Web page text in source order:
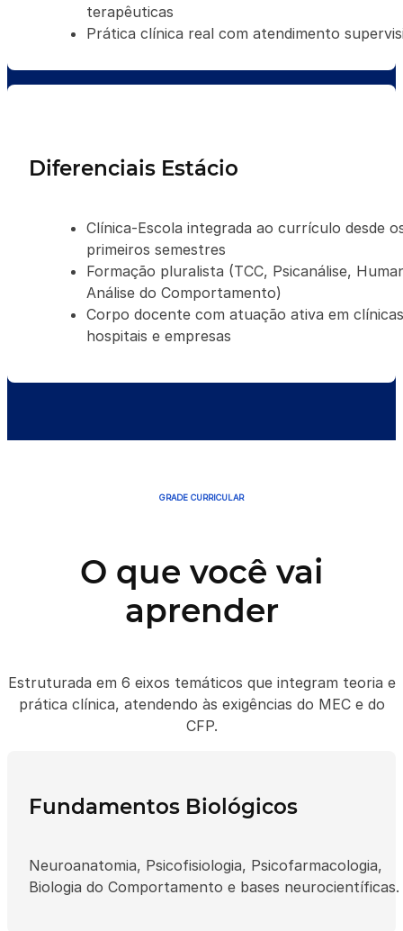
Diferenciais Estácio
Clínica-Escola integrada ao currículo desde
primeiros semestres
Formação pluralista (TCC, Psicanálise,
Análise do Comportamento)
Corpo docente com atuação ativa em
hospitais e empresas
terapêuticas
Prática clínica real com atendimento
GRADE CURRICULAR
O que você vai
aprender
Estruturada em 6 eixos temáticos que integram teoria e
prática clínica, atendendo às exigências do MEC e do
CFP.
Fundamentos Biológicos
Neuroanatomia, Psicofisiologia, Psicofarmacologia,
Biologia do Comportamento e bases neurocientíficas.